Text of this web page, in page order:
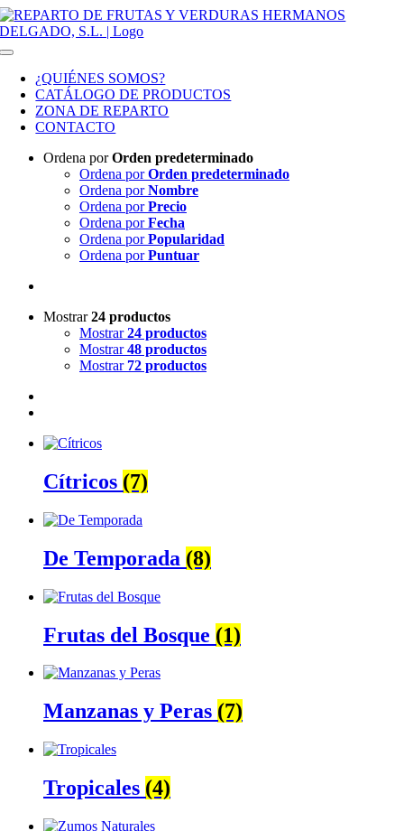
Saltar al contenido
Toggle Navigation
¿QUIÉNES SOMOS?
CATÁLOGO DE PRODUCTOS
ZONA DE REPARTO
CONTACTO
Ordena porOrden predeterminado
Ordena porOrden predeterminado
Ordena porNombre
Ordena porPrecio
Ordena porFecha
Ordena porPopularidad
Ordena porPuntuar
Mostrar24 productos
Mostrar24 productos
Mostrar48 productos
Mostrar 72 productos
Cítricos (7)
De Temporada (8)
Frutas del Bosque (1)
Manzanas y Peras (7)
Tropicales (4)